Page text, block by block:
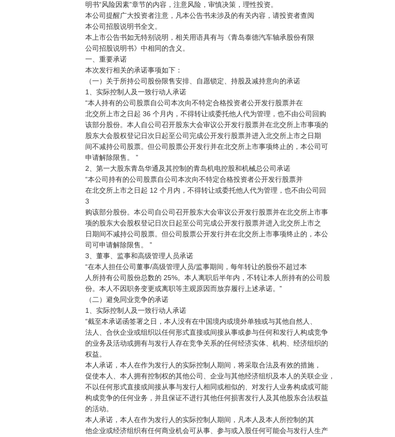
明书“风险因素”章节的内容，注意风险，审慎决策，理性投资。
本公司提醒广大投资者注意，凡本公告书未涉及的有关内容，请投资者查阅
本公司招股说明书全文。
本上市公告书如无特别说明，相关用语具有与《青岛泰德汽车轴承股份有限
公司招股说明书》中相同的含义。
一、重要承诺
本次发行相关的承诺事项如下：
（一）关于所持公司股份限售安排、自愿锁定、持股及减持意向的承诺
1、实际控制人及一致行动人承诺
“本人持有的公司股票自公司本次向不特定合格投资者公开发行股票并在
北交所上市之日起 36 个月内，不得转让或委托他人代为管理，也不由公司回购
该部分股份。本人自公司召开股东大会审议公开发行股票并在北交所上市事项的
股东大会股权登记日次日起至公司完成公开发行股票并进入北交所上市之日期
间不减持公司股票。但公司股票公开发行并在北交所上市事项终止的，本公司可
申请解除限售。 ”
2、第一大股东青岛华通及其控制的青岛机电控股和机械总公司承诺
“本公司持有的公司股票自公司本次向不特定合格投资者公开发行股票并
在北交所上市之日起 12 个月内，不得转让或委托他人代为管理，也不由公司回
3
购该部分股份。本公司自公司召开股东大会审议公开发行股票并在北交所上市事
项的股东大会股权登记日次日起至公司完成公开发行股票并进入北交所上市之
日期间不减持公司股票。但公司股票公开发行并在北交所上市事项终止的，本公
司可申请解除限售。 ”
3、董事、监事和高级管理人员承诺
“在本人担任公司董事/高级管理人员/监事期间，每年转让的股份不超过本
人所持有公司股份总数的 25%。本人离职后半年内，不转让本人所持有的公司股
份。本人不因职务变更或离职等主观原因而放弃履行上述承诺。”
（二）避免同业竞争的承诺
1、实际控制人及一致行动人承诺
“截至本承诺函签署之日，本人没有在中国境内或境外单独或与其他自然人、
法人、合伙企业或组织以任何形式直接或间接从事或参与任何和发行人构成竞争
的业务及活动或拥有与发行人存在竞争关系的任何经济实体、机构、经济组织的
权益。
本人承诺，本人在作为发行人的实际控制人期间，将采取合法及有效的措施，
促使本人、本人拥有控制权的其他公司、企业与其他经济组织及本人的关联企业，
不以任何形式直接或间接从事与发行人相同或相似的、对发行人业务构成或可能
构成竞争的任何业务，并且保证不进行其他任何损害发行人及其他股东合法权益
的活动。
本人承诺，本人在作为发行人的实际控制人期间，凡本人及本人所控制的其
他企业或经济组织有任何商业机会可从事、参与或入股任何可能会与发行人生产